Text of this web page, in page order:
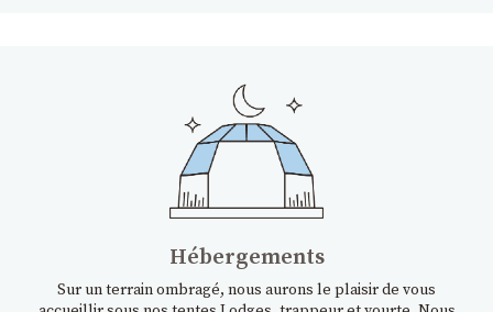
Hébergements
Sur un terrain ombragé, nous aurons le plaisir de vous